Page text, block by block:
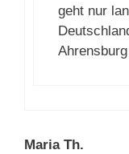
geht nur
Maria Th.